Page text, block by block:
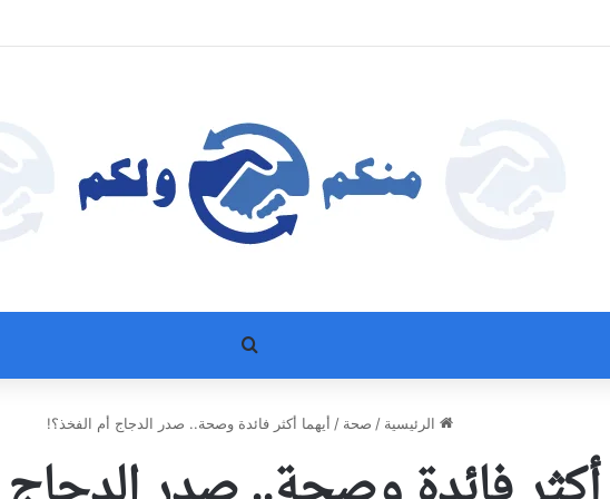
بحث عن
الرئيسية / صحة / أيهما أكثر فائدة وصحة.. صدر الدجاج أم الفخذ؟!